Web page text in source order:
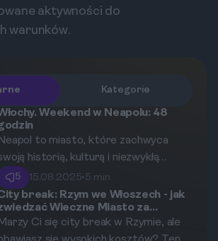
aktywności do
warunków.
Kategorie
Weekend w Neapolu: 48
Neapol to miasto, które zachwyca
historią, kulturą i niezwykłą
W ciągu 48 godzin możesz
każdą chwilę, eksplorując
zakątki stolicy Kampanii. W
przewodniku przedstawimy
5 15.08.2025•5 min
break: Rzym we Włoszech - jak
Wieczne Miasto za
Marzy Ci się city break w Rzymie, ale